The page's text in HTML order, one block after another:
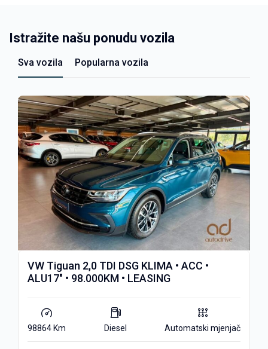
Istražite našu ponudu vozila
Sva vozila Popularna vozila
VW Tiguan 2,0 TDI DSG KLIMA • ACC •
ALU17″ • 98.000KM • LEASING
98864 Km Diesel Automatski mjenjač